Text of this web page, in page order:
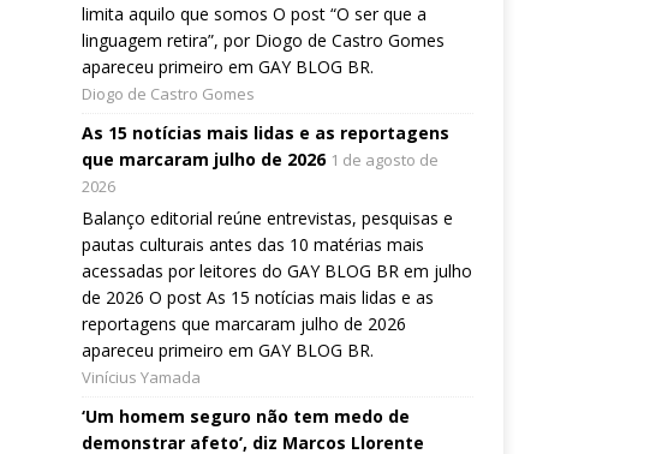
limita aquilo que somos O post “O ser que a
linguagem retira”, por Diogo de Castro Gomes
apareceu primeiro em GAY BLOG BR.
Diogo de Castro Gomes
As 15 notícias mais lidas e as reportagens
que marcaram julho de 2026 1 de agosto de
2026
Balanço editorial reúne entrevistas, pesquisas e
pautas culturais antes das 10 matérias mais
acessadas por leitores do GAY BLOG BR em julho
de 2026 O post As 15 notícias mais lidas e as
reportagens que marcaram julho de 2026
apareceu primeiro em GAY BLOG BR.
Vinícius Yamada
‘Um homem seguro não tem medo de
demonstrar afeto’, diz Marcos Llorente